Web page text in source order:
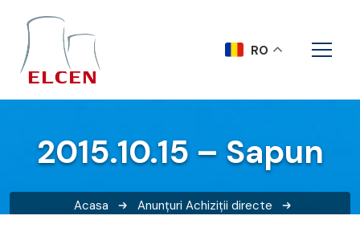
2015.10.15 – Sapun
Acasa Anunțuri Achiziții directe
RO